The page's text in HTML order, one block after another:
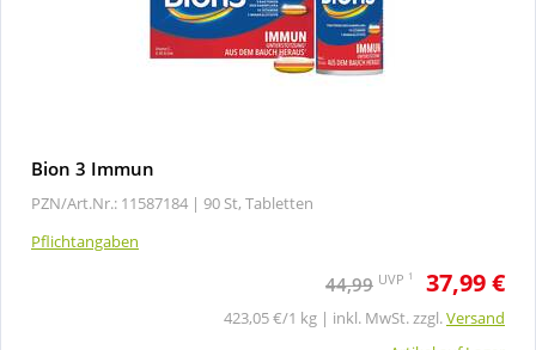
Bion 3 Immun
PZN/Art.Nr.: 11587184 | 90 St, Tabletten
Pflichtangaben
44,99 UVP 1 37,99 €
423,05 €/1 kg | inkl. MwSt. zzgl.Versand